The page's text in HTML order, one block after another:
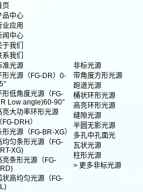
页
品中心
业应用
闻中心
于我们
系我们
准光源
形光源（FG-DR）0-
形低角度光源（FG-
Low angle)60-90°
亮大功率环形光源
（FG-DRH）
形光源（FG-BR-XG）
均匀条形光源（FG-
XG)
亮条形光源（FG-
状高均匀光源（FG-
非标光源
带角度方形光源
跑道光源
桶状环形光源
高亮环形光源
缝隙光源
半圆无影光源
多孔中孔面光
瓦状光源
柱形光源
> 更多非标光源